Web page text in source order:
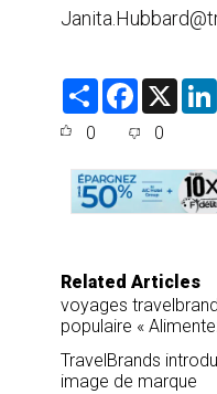
S
F
e
o
o
k
X
0 0
Related Articles
voyages
populaire «
TravelBrands
image de marque